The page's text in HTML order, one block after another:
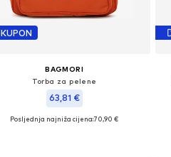
KUPON
BAGMORI
Torba za pelene
63,81 €
+4
Dostupne veličine: One Size
Posljednja najniža cijena:70,90 €